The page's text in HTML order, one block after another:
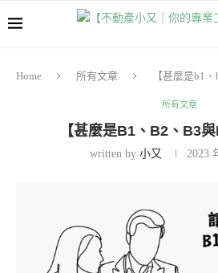
Home 所有文章 【甚麼是b1
所有文章
【甚麼是B1、B2、B3與
written by 小又 2023